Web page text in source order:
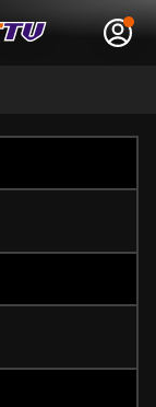
ログイン